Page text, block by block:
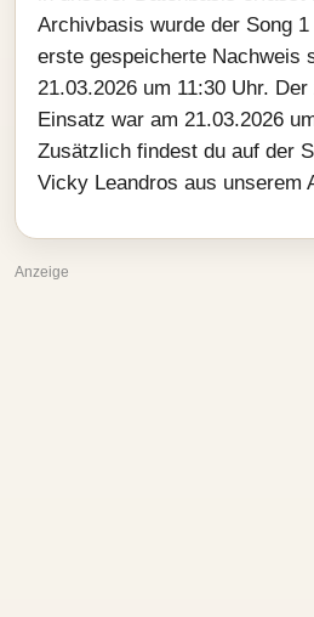
Archivbasis wurde der Song
erste gespeicherte Nachweis
21.03.2026 um 11:30 Uhr.
Einsatz war am 21.03.2026
Zusätzlich findest du auf der
Vicky Leandros aus unserem
Anzeige